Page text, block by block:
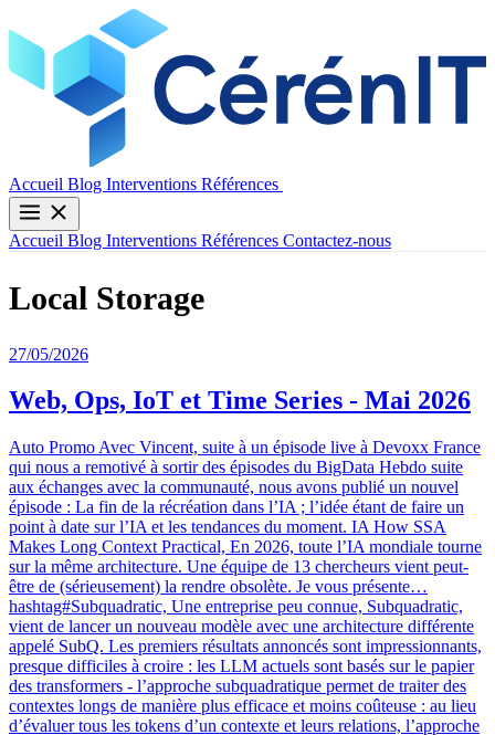
Accueil Blog Interventions Références
Accueil Blog Interventions Références Contactez-nous
Local Storage
27/05/2026
Web, Ops, IoT et Time Series - Mai 2026
Auto Promo Avec Vincent, suite à un épisode live à Devoxx France
qui nous a remotivé à sortir des épisodes du BigData Hebdo suite
aux échanges avec la communauté, nous avons publié un nouvel
épisode : La fin de la récréation dans l’IA ; l’idée étant de faire un
point à date sur l’IA et les tendances du moment. IA How SSA
Makes Long Context Practical, En 2026, toute l’IA mondiale tourne
sur la même architecture. Une équipe de 13 chercheurs vient peut-
être de (sérieusement) la rendre obsolète. Je vous présente…
hashtag#Subquadratic, Une entreprise peu connue, Subquadratic,
vient de lancer un nouveau modèle avec une architecture différente
appelé SubQ. Les premiers résultats annoncés sont impressionnants,
presque difficiles à croire : les LLM actuels sont basés sur le papier
des transformers - l’approche subquadratique permet de traiter des
contextes longs de manière plus efficace et moins coûteuse : au lieu
d’évaluer tous les tokens d’un contexte et leurs relations, l’approche